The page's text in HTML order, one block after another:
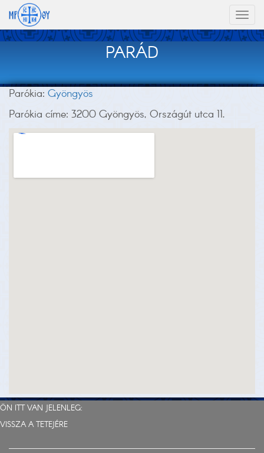
PARÁD
Parókia: Gyöngyös
Parókia címe: 3200 Gyöngyös, Országút utca 11.
ÖN ITT VAN JELENLEG:
VISSZA A TETEJÉRE